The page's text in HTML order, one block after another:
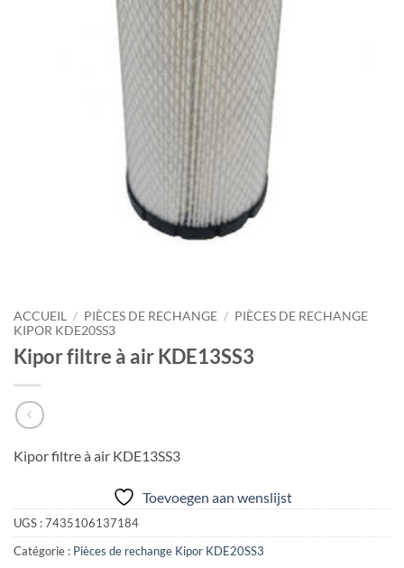
ACCUEIL / PIÈCES DE RECHANGE / PIÈCES DE RECHANGE
KIPOR KDE20SS3
Kipor filtre à air KDE13SS3
Kipor filtre à air KDE13SS3
Toevoegen aan wenslijst
UGS :7435106137184
Catégorie : Pièces de rechange Kipor KDE20SS3